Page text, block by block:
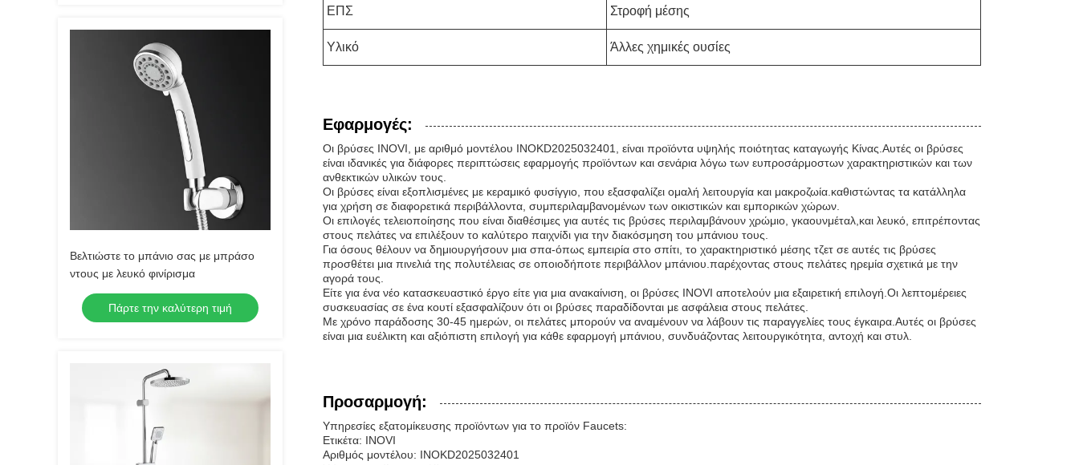
Βελτιώστε το μπάνιο σας με μπράσο
ντους με λευκό φινίρισμα
Πάρτε την καλύτερη τιμή
ΕΠΣ Στροφή μέσης
Υλικό Άλλες χημικές ουσίες
Εφαρμογές:
Οι βρύσες INOVI, με αριθμό μοντέλου INOKD2025032401, είναι προϊόντα υψηλής ποιότητας καταγωγής Κίνας.Αυτές οι βρύσες
είναι ιδανικές για διάφορες περιπτώσεις εφαρμογής προϊόντων και σενάρια λόγω των ευπροσάρμοστων χαρακτηριστικών και των
ανθεκτικών υλικών τους.
Οι βρύσες είναι εξοπλισμένες με κεραμικό φυσίγγιο, που εξασφαλίζει ομαλή λειτουργία και μακροζωία.καθιστώντας τα κατάλληλα
για χρήση σε διαφορετικά περιβάλλοντα, συμπεριλαμβανομένων των οικιστικών και εμπορικών χώρων.
Οι επιλογές τελειοποίησης που είναι διαθέσιμες για αυτές τις βρύσες περιλαμβάνουν χρώμιο, γκαουνμέταλ,και λευκό, επιτρέποντας
στους πελάτες να επιλέξουν το καλύτερο παιχνίδι για την διακόσμηση του μπάνιου τους.
Για όσους θέλουν να δημιουργήσουν μια σπα-όπως εμπειρία στο σπίτι, το χαρακτηριστικό μέσης τζετ σε αυτές τις βρύσες
προσθέτει μια πινελιά της πολυτέλειας σε οποιοδήποτε περιβάλλον μπάνιου.παρέχοντας στους πελάτες ηρεμία σχετικά με την
αγορά τους.
Είτε για ένα νέο κατασκευαστικό έργο είτε για μια ανακαίνιση, οι βρύσες INOVI αποτελούν μια εξαιρετική επιλογή.Οι λεπτομέρειες
συσκευασίας σε ένα κουτί εξασφαλίζουν ότι οι βρύσες παραδίδονται με ασφάλεια στους πελάτες.
Με χρόνο παράδοσης 30-45 ημερών, οι πελάτες μπορούν να αναμένουν να λάβουν τις παραγγελίες τους έγκαιρα.Αυτές οι βρύσες
είναι μια ευέλικτη και αξιόπιστη επιλογή για κάθε εφαρμογή μπάνιου, συνδυάζοντας λειτουργικότητα, αντοχή και στυλ.
Προσαρμογή:
Υπηρεσίες εξατομίκευσης προϊόντων για το προϊόν Faucets:
Ετικέτα: INOVI
Αριθμός μοντέλου: INOKD2025032401